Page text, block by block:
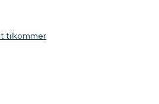
tilkommer